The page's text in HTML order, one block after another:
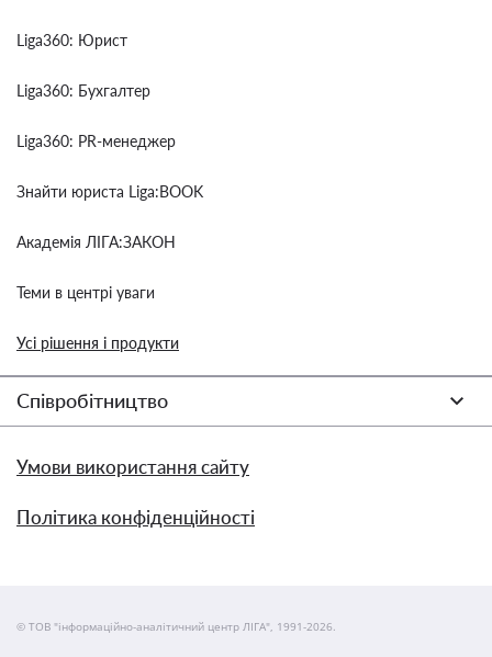
Liga360: Юрист
Liga360: Бухгалтер
Liga360: PR-менеджер
Знайти юриста Liga:BOOK
Академія ЛІГА:ЗАКОН
Теми в центрі уваги
Усі рішення і продукти
Співробітництво
Умови використання сайту
Політика конфіденційності
© ТОВ "інформаційно-аналітичний центр ЛІГА", 1991-2026.